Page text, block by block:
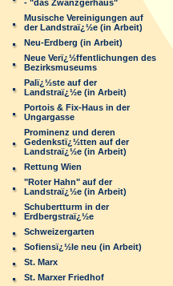
- "das Zwanzgerhaus"
Musische Vereinigungen auf
der Landstraï¿½e (in Arbeit)
Neu-Erdberg (in Arbeit)
Neue Verï¿½ffentlichungen des
Bezirksmuseums
Palï¿½ste auf der
Landstraï¿½e (in Arbeit)
Portois & Fix-Haus in der
Ungargasse
Prominenz und deren
Gedenkstï¿½tten auf der
Landstraï¿½e (in Arbeit)
Rettung Wien
"Roter Hahn" auf der
Landstraï¿½e (in Arbeit)
Schubertturm in der
Erdbergstraï¿½e
Schweizergarten
Sofiensï¿½le neu (in Arbeit)
St. Marx
St. Marxer Friedhof